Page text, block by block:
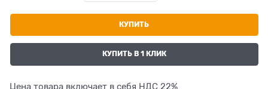
КУПИТЬ
КУПИТЬ В 1 КЛИК
Цена товара включает в себя НДС 22%